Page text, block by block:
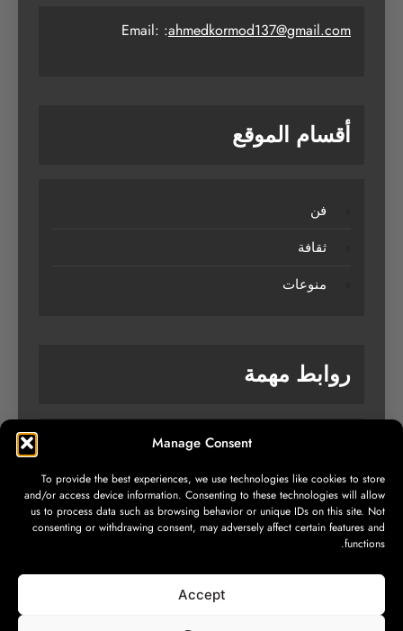
Manage Consent
To provide the best experiences, we use technologies like cookies to store
and/or access device information. Consenting to these technologies will allow
us to process data such as browsing behavior or unique IDs on this site. Not
consenting or withdrawing consent, may adversely affect certain features and
functions.
Accept
Email: :ahmedkormod137@gmail.com
أقسام الموقع
فن
ثقافة
منوعات
روابط مهمة
تواصل معنا
سياسة الخصوصية